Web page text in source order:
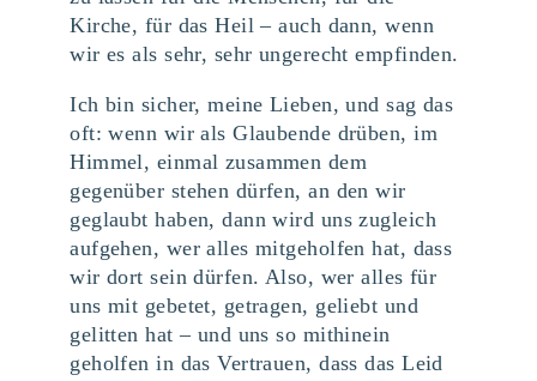
Kirche, für das Heil – auch dann, wenn
wir es als sehr, sehr ungerecht empfinden.
Ich bin sicher, meine Lieben, und sag das
oft: wenn wir als Glaubende drüben, im
Himmel, einmal zusammen dem
gegenüber stehen dürfen, an den wir
geglaubt haben, dann wird uns zugleich
aufgehen, wer alles mitgeholfen hat, dass
wir dort sein dürfen. Also, wer alles für
uns mit gebetet, getragen, geliebt und
gelitten hat – und uns so mithinein
geholfen in das Vertrauen, dass das Leid